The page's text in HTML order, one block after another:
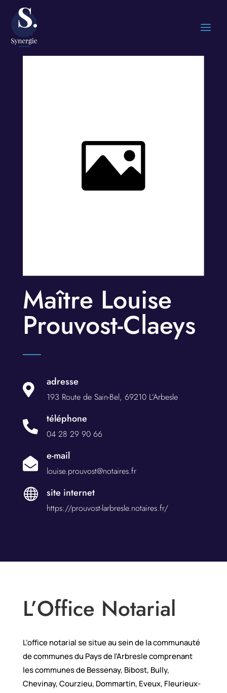
Maître Louise
Prouvost-Claeys

adresse
193 Route de Sain-Bel, 69210 L’Arbesle

téléphone
04 28 29 90 66

e-mail
louise.prouvost@notaires.fr
 site internet
https://prouvost-larbresle.notaires.fr/
L’Office Notarial
L’office notarial se situe au sein de la communauté
de communes du Pays de l’Arbresle comprenant
les communes de Bessenay, Bibost, Bully,
Chevinay, Courzieu, Dommartin, Eveux, Fleurieux-